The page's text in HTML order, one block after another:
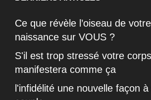
Ce que révèle l’oiseau de
naissance sur VOUS ?
S'il est trop stressé votre
manifestera comme ça
l'infidélité une nouvelle façon